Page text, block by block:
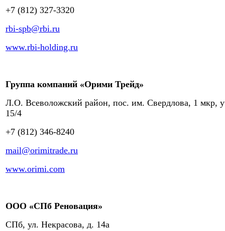
+7 (812) 327-3320
rbi-spb@rbi.ru
www.rbi-holding.ru
Группа компаний «Орими Трейд»
Л.О. Всеволожский район, пос. им. Свердлова, 1 мкр,
15/4
+7 (812) 346-8240
mail@orimitrade.ru
www.orimi.com
ООО «СПб Реновация»
СПб, ул. Некрасова, д. 14а